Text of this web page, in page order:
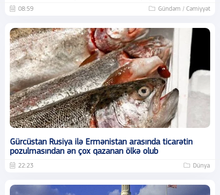
08:59 Gündəm / Cəmiyyət
Gürcüstan Rusiya ilə Ermənistan arasında ticarətin
pozulmasından ən çox qazanan ölkə olub
22:23 Dünya